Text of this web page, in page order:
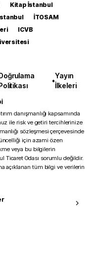
Kitap İstanbul
İTOSAM
ICVB
•
Yayın
İlkeleri
danışmanlığı kapsamında
ile risk ve getiri tercihlerinize
sözleşmesi çerçevesinde
için azami özen
veya bu bilgilerin
Ticaret Odası sorumlu değildir.
açıklanan tüm bilgi ve verilerin